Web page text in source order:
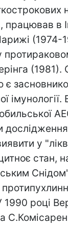
працював в
(1974-
(1981).
є
імунології.
у
стан,
1990 році